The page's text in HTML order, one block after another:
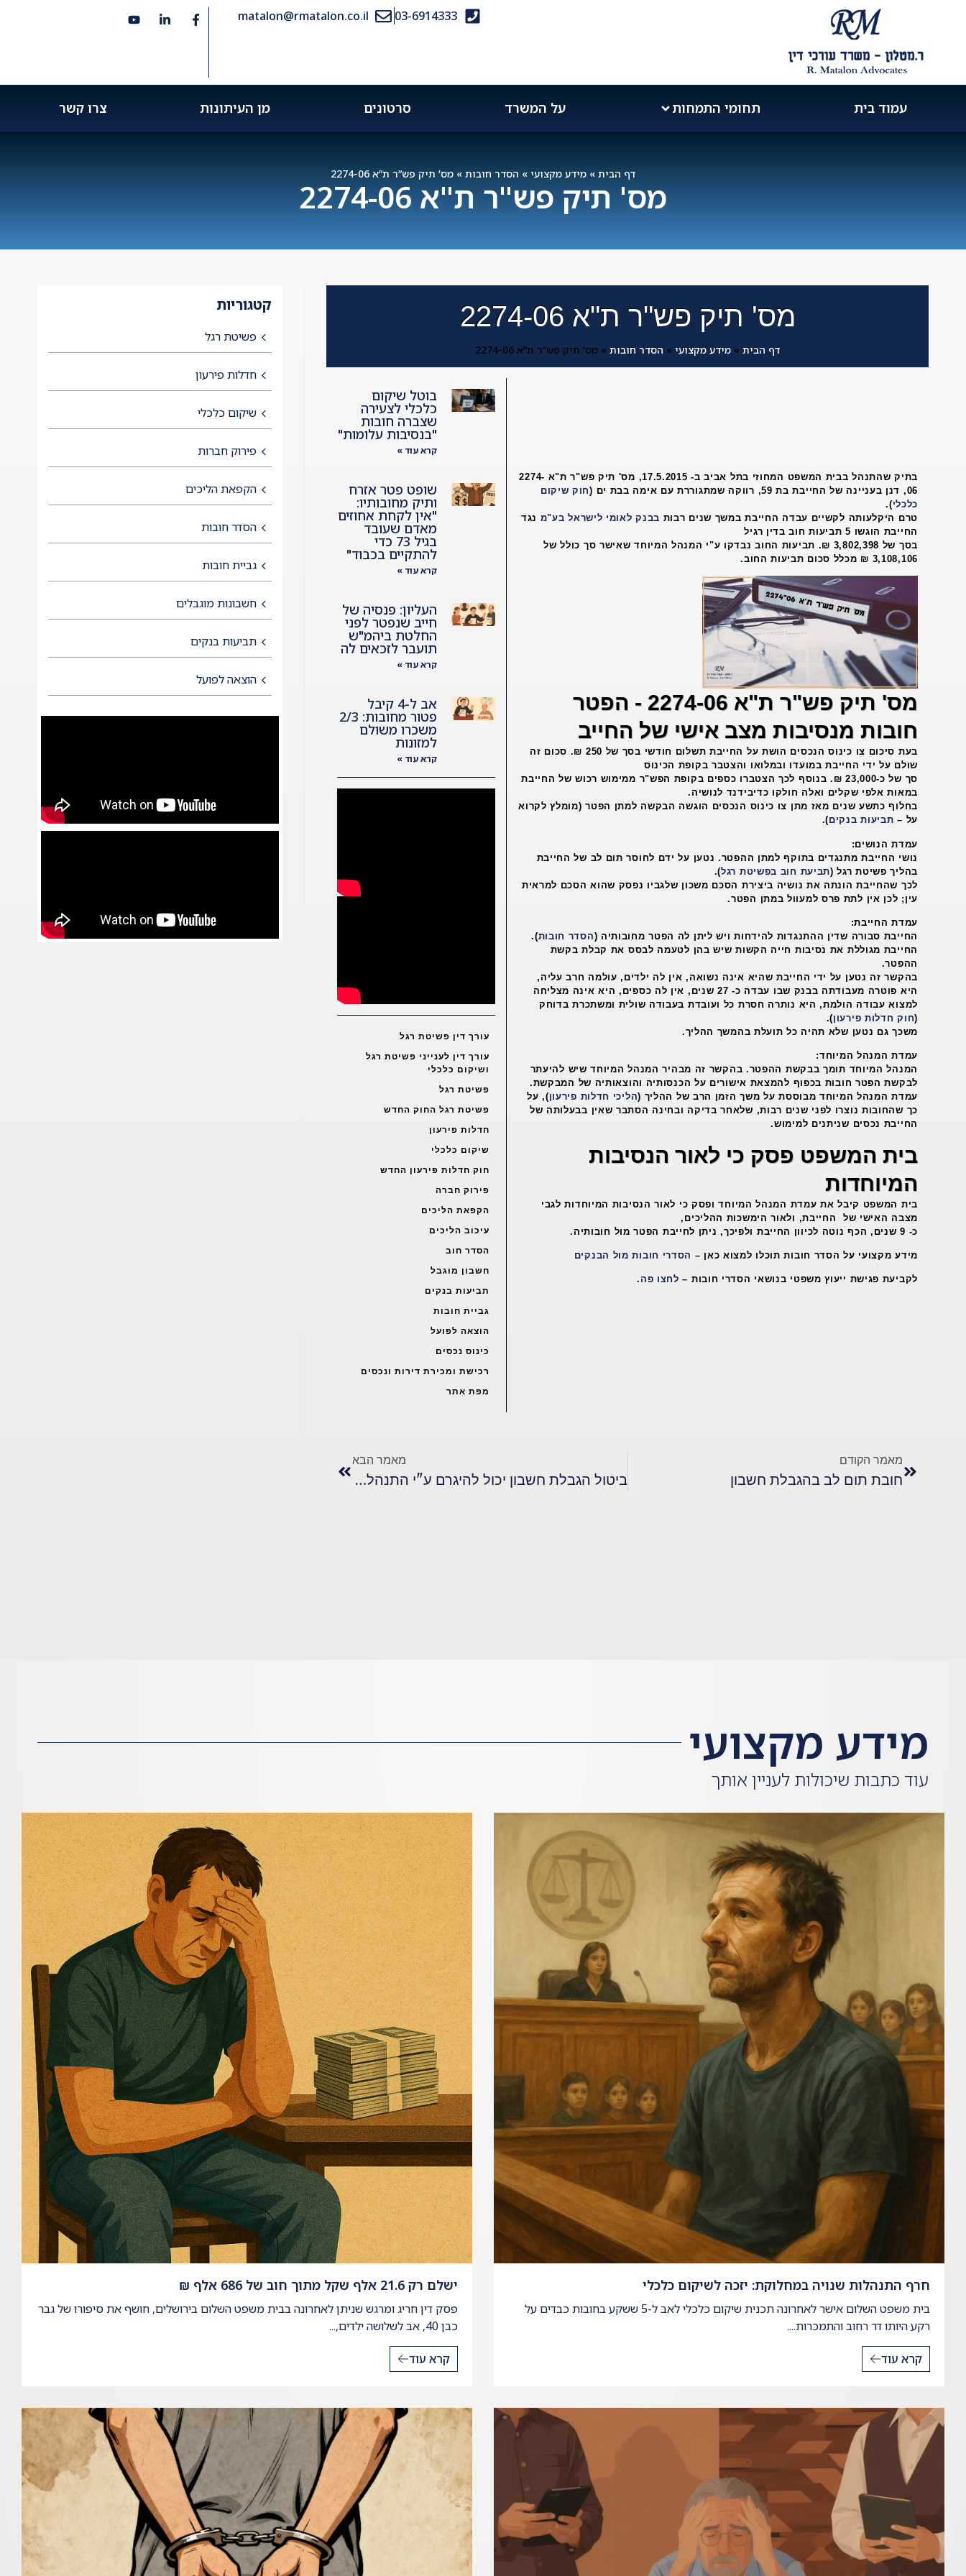
03-6914333
matalon@rmatalon.co.il
עמוד בית תחומי התמחות על המשרד סרטונים מן העיתונות צרו קשר
דף הבית » מידע מקצועי » הסדר חובות » מס’ תיק פש”ר ת”א 2274-06
מס' תיק פש"ר ת"א 2274-06
מס' תיק פש"ר ת"א 2274-06
דף הבית » מידע מקצועי » הסדר חובות » מס’ תיק פש”ר ת”א 2274-06
בתיק שהתנהל בבית המשפט המחוזי בתל אביב ב- 17.5.2015, מס' תיק פש"ר ת"א 2274-
06, דנן בעניינה של‏ החייבת בת 59, רווקה שמתגוררת עם אימה בבת ים (
חוק שיקום
כלכלי).
טרם היקלעותה לקשיים עבדה החייבת במשך שנים רבות בבנק לאומי לישראל בע"מ נגד
החייבת הוגשו 5 תביעות חוב בדין רגיל
בסך של 3,802,398 ₪. תביעות החוב נבדקו ע"י המנהל המיוחד שאישר סך כולל של
3,108,106 ₪ מכלל סכום תביעות החוב.
מס' תיק פש"ר ת"א 2274-06 - הפטר
חובות מנסיבות מצב אישי של החייב
בעת סיכום צו כינוס הנכסים הושת על החייבת תשלום חודשי בסך של 250 ₪. סכום זה
שולם על ידי החייבת במועדו ובמלואו והצטבר בקופת הכינוס
סך של כ-23,000 ₪. בנוסף לכך הצטברו כספים בקופת הפש"ר ממימוש רכוש של החייבת
במאות אלפי שקלים ואלה חולקו כדיבידנד לנושיה.
בחלוף כתשע שנים מאז מתן צו כינוס הנכסים הוגשה הבקשה למתן הפטר (מומלץ לקרוא
על – תביעות בנקים).
עמדת הנושים:
נושי החייבת מתנגדים בתוקף למתן ההפטר. נטען על ידם לחוסר תום לב של החייבת
בהליך פשיטת רגל (תביעת חוב בפשיטת רגל).
לכך שהחייבת הונתה את נושיה ביצירת הסכם משכון שלגביו נפסק שהוא הסכם למראית
עין; לכן אין לתת פרס למעוול במתן הפטר.
עמדת החייבת:
החייבת סבורה שדין ההתנגדות להידחות ויש ליתן לה הפטר מחובותיה (הסדר חובות).
החייבת מגוללת את נסיבות חייה הקשות שיש בהן לטעמה לבסס את קבלת בקשת
ההפטר.
בהקשר זה נטען על ידי החייבת שהיא אינה נשואה, אין לה ילדים, עולמה חרב עליה,
היא פוטרה מעבודתה בבנק שבו עבדה כ- 27 שנים, אין לה כספים, היא אינה מצליחה
למצוא עבודה הולמת, היא נותרה חסרת כל ועובדת בעבודה שולית ומשתכרת בדוחק
(חוק חדלות פירעון).
משכך גם נטען שלא תהיה כל תועלת בהמשך ההליך.
עמדת המנהל המיוחד:
המנהל המיוחד תומך בבקשת ההפטר. בהקשר זה מבהיר המנהל המיוחד שיש להיעתר
לבקשת הפטר חובות בכפוף להמצאת אישורים על הכנסותיה והוצאותיה של המבקשת.
עמדת המנהל המיוחד מבוססת על משך הזמן הרב של ההליך (הליכי חדלות פירעון), על
כך שהחובות נוצרו לפני שנים רבות, שלאחר בדיקה ובחינה הסתבר שאין בבעלותה של
החייבת נכסים שניתנים למימוש.
בית המשפט פסק כי לאור הנסיבות
המיוחדות
בית המשפט קיבל את עמדת המנהל המיוחד ופסק כי לאור הנסיבות המיוחדות לגבי
מצבה האישי של החייבת, ולאור הימשכות ההליכים,
כ- 9 שנים, הכף נוטה לכיוון החייבת ולפיכך, ניתן לחייבת הפטר מול חובותיה.
מידע מקצועי על הסדר חובות תוכלו למצוא כאן – הסדרי חובות מול הבנקים
לקביעת פגישת ייעוץ משפטי בנושאי הסדרי חובות – לחצו פה .
בוטל שיקום
כלכלי לצעירה
שצברה חובות
"בנסיבות עלומות"
קרא עוד »
שופט פטר אזרח
ותיק מחובותיו:
"אין לקחת אחוזים
מאדם שעובד
בגיל 73 כדי
להתקיים בכבוד"
קרא עוד »
העליון: פנסיה של
חייב שנפטר לפני
החלטת ביהמ"ש
תועבר לזכאים לה
קרא עוד »
אב ל-4 קיבל
פטור מחובות: 2/3
משכרו משולם
למזונות
קרא עוד »
עורך דין פשיטת רגל
עורך דין לענייני פשיטת רגל
ושיקום כלכלי
פשיטת רגל
פשיטת רגל החוק החדש
חדלות פירעון
שיקום כלכלי
חוק חדלות פירעון החדש
פירוק חברה
הקפאת הליכים
עיכוב הליכים
הסדר חוב
חשבון מוגבל​
תביעות בנקים
גביית חובות
הוצאה לפועל
כינוס נכסים
רכישת ומכירת דירות ונכסים
מפת אתר
מאמר הקודם
חובת תום לב בהגבלת חשבון
מאמר הבא
ביטול הגבלת חשבון יכול להיגרם ע"י התנהלות לקויה של הבנק?
קטגוריות
פשיטת רגל
חדלות פירעון
שיקום כלכלי
פירוק חברות
הקפאת הליכים
הסדר חובות
גביית חובות
חשבונות מוגבלים
תביעות בנקים
הוצאה לפועל
מידע מקצועי
עוד כתבות שיכולות לעניין אותך
חרף התנהלות שנויה במחלוקת: יזכה לשיקום כלכלי
בית משפט השלום אישר לאחרונה תכנית שיקום כלכלי לאב ל-5 ששקע בחובות כבדים על
רקע היותו דר רחוב והתמכרות....
קרא עוד
ישלם רק 21.6 אלף שקל מתוך חוב של 686 אלף ₪
פסק דין חריג ומרגש שניתן לאחרונה בבית משפט השלום בירושלים, חושף את סיפורו של גבר
כבן 40, אב לשלושה ילדים,...
קרא עוד